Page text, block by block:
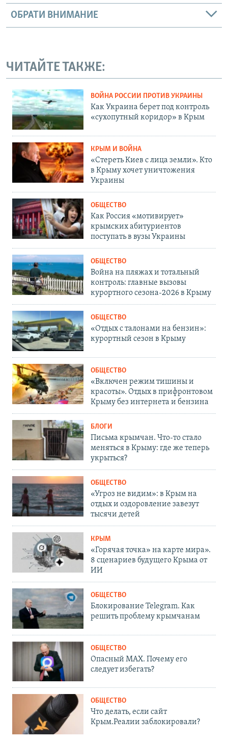
ОБРАТИ ВНИМАНИЕ
ЧИТАЙТЕ ТАКЖЕ:
ВОЙНА РОССИИ ПРОТИВ УКРАИНЫ
Как Украина берет под контроль
«сухопутный коридор» в Крым
КРЫМ И ВОЙНА
«Стереть Киев с лица земли». Кто
в Крыму хочет уничтожения
Украины
ОБЩЕСТВО
Как Россия «мотивирует»
крымских абитуриентов
поступать в вузы Украины
ОБЩЕСТВО
Война на пляжах и тотальный
контроль: главные вызовы
курортного сезона-2026 в Крыму
ОБЩЕСТВО
«Отдых с талонами на бензин»:
курортный сезон в Крыму
ОБЩЕСТВО
«Включен режим тишины и
красоты». Отдых в прифронтовом
Крыму без интернета и бензина
БЛОГИ
Письма крымчан. Что-то стало
меняться в Крыму: где же теперь
укрыться?
ОБЩЕСТВО
«Угроз не видим»: в Крым на
отдых и оздоровление завезут
тысячи детей
КРЫМ
«Горячая точка» на карте мира».
8 сценариев будущего Крыма от
ИИ
ОБЩЕСТВО
Блокирование Telegram. Как
решить проблему крымчанам
ОБЩЕСТВО
Опасный MAX. Почему его
следует избегать?
ОБЩЕСТВО
Что делать, если сайт
Крым.Реалии заблокировали?